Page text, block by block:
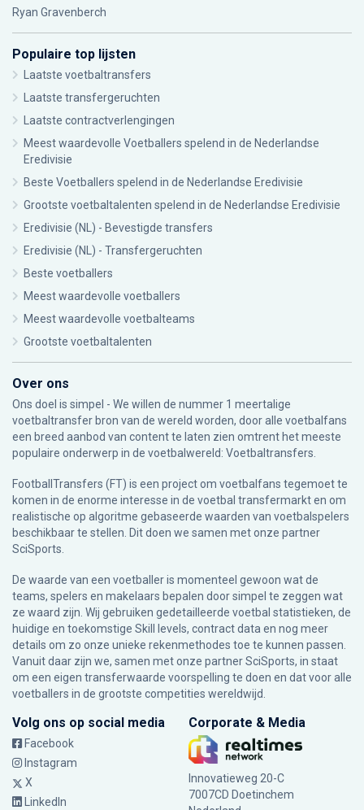
Ryan Gravenberch
Populaire top lijsten
Laatste voetbaltransfers
Laatste transfergeruchten
Laatste contractverlengingen
Meest waardevolle Voetballers spelend in de Nederlandse
Eredivisie
Beste Voetballers spelend in de Nederlandse Eredivisie
Grootste voetbaltalenten spelend in de Nederlandse Eredivisie
Eredivisie (NL) - Bevestigde transfers
Eredivisie (NL) - Transfergeruchten
Beste voetballers
Meest waardevolle voetballers
Meest waardevolle voetbalteams
Grootste voetbaltalenten
Over ons
Ons doel is simpel - We willen de nummer 1 meertalige
voetbaltransfer bron van de wereld worden, door alle voetbalfans
een breed aanbod van content te laten zien omtrent het meeste
populaire onderwerp in de voetbalwereld: Voetbaltransfers.
FootballTransfers (FT) is een project om voetbalfans tegemoet te
komen in de enorme interesse in de voetbal transfermarkt en om
realistische op algoritme gebaseerde waarden van voetbalspelers
beschikbaar te stellen. Dit doen we samen met onze partner
SciSports
De waarde van een voetballer is momenteel gewoon wat de
teams, spelers en makelaars bepalen door simpel te zeggen wat
ze waard zijn. Wij gebruiken gedetailleerde voetbal statistieken, de
huidige en toekomstige Skill levels, contract data en nog meer
details om zo onze unieke rekenmethodes toe te kunnen passen.
Vanuit daar zijn we, samen met onze partner SciSports, in staat
om een eigen transferwaarde voorspelling te doen en dat voor alle
voetballers in de grootste competities wereldwijd.
Volg ons op social media
Facebook
Instagram
X
LinkedIn
Corporate & Media
Innovatieweg 20-C
7007CD Doetinchem